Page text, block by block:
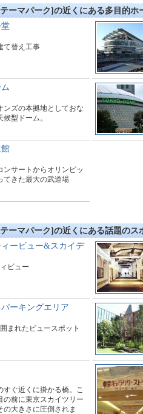
ーマパーク]の近くにある多目的ホ
て替え工事
ンズの本拠地としておな
候型ドーム。
ンサートからオリンピッ
てきた最大の武道場
ーマパーク]の近くにある話題のス
ービュー&スカイデ
ビュー
ーキングエリア
まれたビュースポット
すぐ近くに掛かる橋。こ
の前に東京スカイツリー
の大きさに圧倒されま